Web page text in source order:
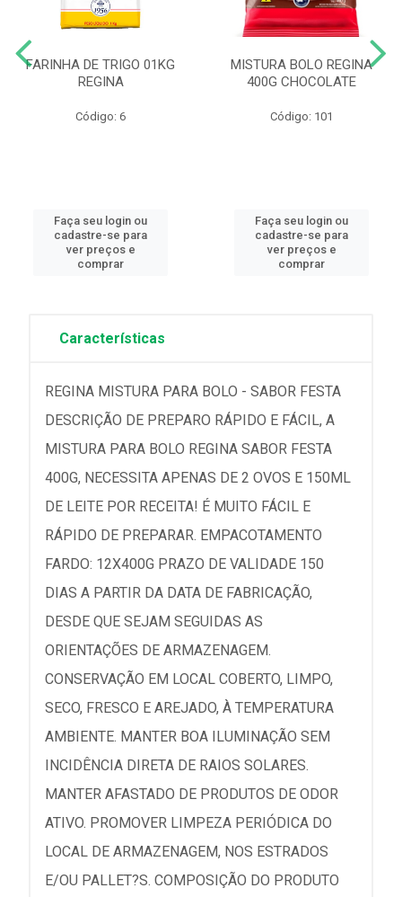
FARINHA DE TRIGO 01KG
REGINA
Código: 6
Faça seu login ou
cadastre-se para
ver preços e
comprar
MISTURA BOLO REGINA
400G CHOCOLATE
Código: 101
Faça seu login ou
cadastre-se para
ver preços e
comprar
Características
REGINA MISTURA PARA BOLO - SABOR FESTA
DESCRIÇÃO DE PREPARO RÁPIDO E FÁCIL, A
MISTURA PARA BOLO REGINA SABOR FESTA
400G, NECESSITA APENAS DE 2 OVOS E 150ML
DE LEITE POR RECEITA! É MUITO FÁCIL E
RÁPIDO DE PREPARAR. EMPACOTAMENTO
FARDO: 12X400G PRAZO DE VALIDADE 150
DIAS A PARTIR DA DATA DE FABRICAÇÃO,
DESDE QUE SEJAM SEGUIDAS AS
ORIENTAÇÕES DE ARMAZENAGEM.
CONSERVAÇÃO EM LOCAL COBERTO, LIMPO,
SECO, FRESCO E AREJADO, À TEMPERATURA
AMBIENTE. MANTER BOA ILUMINAÇÃO SEM
INCIDÊNCIA DIRETA DE RAIOS SOLARES.
MANTER AFASTADO DE PRODUTOS DE ODOR
ATIVO. PROMOVER LIMPEZA PERIÓDICA DO
LOCAL DE ARMAZENAGEM, NOS ESTRADOS
E/OU PALLET?S. COMPOSIÇÃO DO PRODUTO